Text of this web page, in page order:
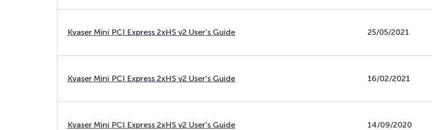
Kvaser Mini PCI Express 2xHS v2 User's Guide 25/05/2021
Kvaser Mini PCI Express 2xHS v2 User's Guide 16/02/2021
Kvaser Mini PCI Express 2xHS v2 User's Guide 14/09/2020